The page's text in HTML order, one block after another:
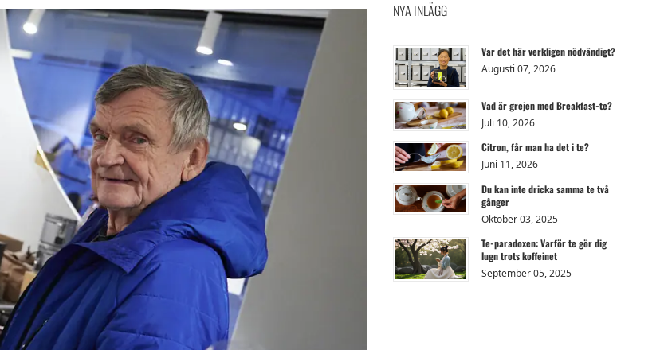
NYA INLÄGG
Var det här verkligen nödvändigt?
Augusti 07, 2026
Vad är grejen med Breakfast-te?
Juli 10, 2026
Citron, får man ha det i te?
Juni 11, 2026
Du kan inte dricka samma te två
gånger
Oktober 03, 2025
Te-paradoxen: Varför te gör dig
lugn trots koffeinet
September 05, 2025